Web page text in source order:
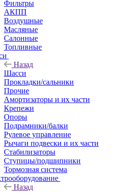
Фильтры
АКПП
Воздушные
Масляные
Салонные
Топливные
Назад
Шасси
Прокладки/сальники
Прочие
Амортизаторы и их части
Крепежи
Опоры
Подрамники/балки
Рулевое управление
Рычаги подвески и их части
Стабилизаторы
Ступицы/подшипники
Тормозная система
Назад